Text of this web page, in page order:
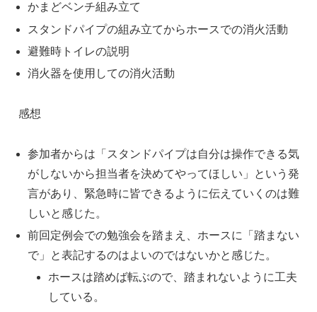
かまどベンチ組み立て
スタンドパイプの組み立てからホースでの消火活動
避難時トイレの説明
消火器を使用しての消火活動
感想
参加者からは「スタンドパイプは自分は操作できる気
がしないから担当者を決めてやってほしい」という発
言があり、緊急時に皆できるように伝えていくのは難
しいと感じた。
前回定例会での勉強会を踏まえ、ホースに「踏まない
で」と表記するのはよいのではないかと感じた。
ホースは踏めば転ぶので、踏まれないように工夫
している。